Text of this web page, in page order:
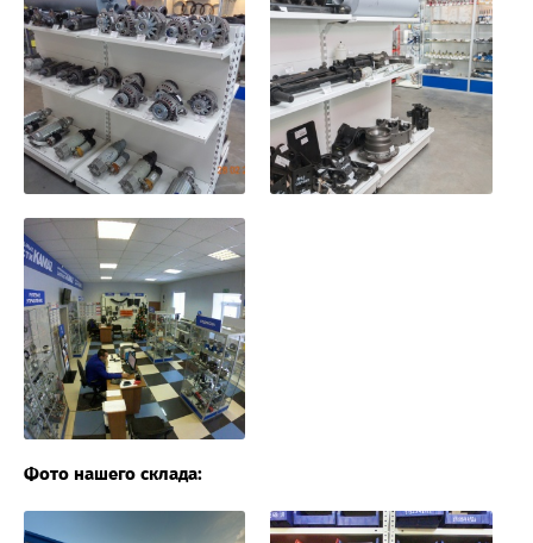
Фото нашего склада: